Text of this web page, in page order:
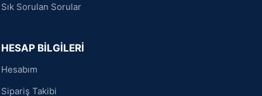
Sık Sorulan Sorular
HESAP BİLGİLERİ
Hesabım
Sipariş Takibi